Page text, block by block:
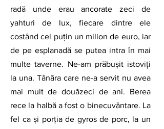
radă unde erau ancorate zeci de
yahturi de lux, fiecare dintre ele
costând cel puțin un milion de euro, iar
de pe esplanadă se putea intra în mai
multe taverne. Ne-am prăbușit istoviți
la una. Tânăra care ne-a servit nu avea
mai mult de douăzeci de ani. Berea
rece la halbă a fost o binecuvântare. La
fel ca și porția de gyros de porc, la un